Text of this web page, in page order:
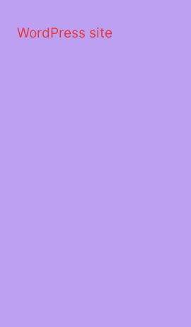
περιεχόμενο
WordPress site